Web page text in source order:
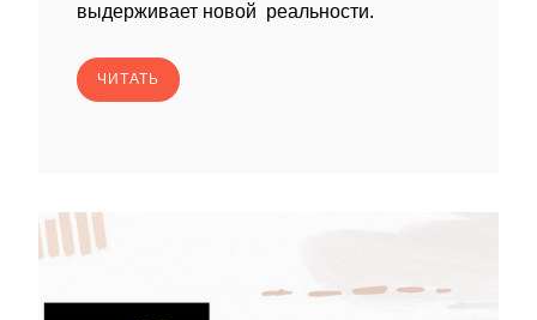
выдерживает новой реальности.
ЧИТАТЬ